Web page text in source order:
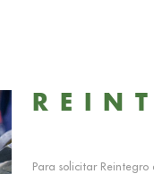
Para solicitar